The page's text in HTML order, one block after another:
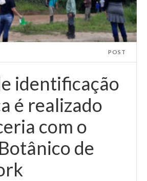
POST
identificação
é realizado
com o
de